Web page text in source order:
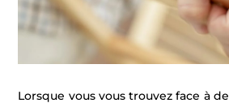
Lorsque vous vous trouvez face à